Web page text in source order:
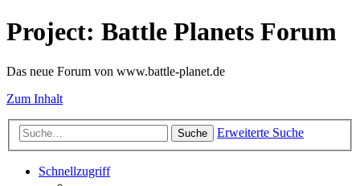
Project: Battle Planets Forum
Das neue Forum von www.battle-planet.de
Zum Inhalt
Suche Erweiterte Suche
Schnellzugriff